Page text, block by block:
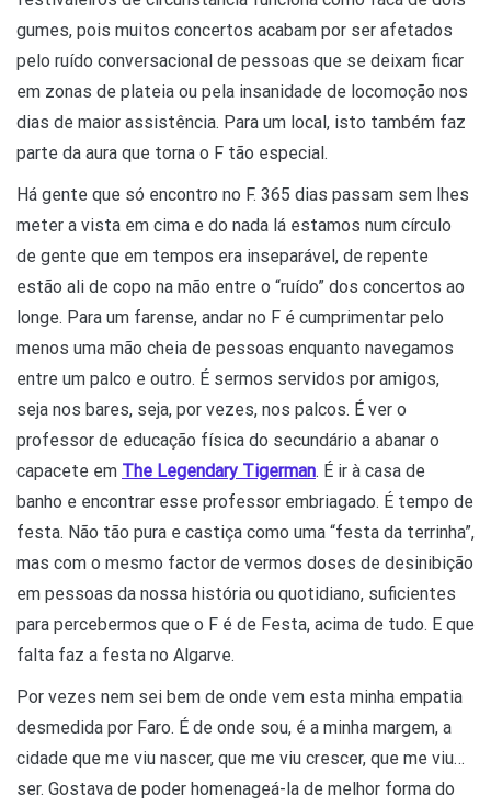
gumes, pois muitos concertos acabam por ser afetados
pelo ruído conversacional de pessoas que se deixam ficar
em zonas de plateia ou pela insanidade de locomoção nos
dias de maior assistência. Para um local, isto também faz
parte da aura que torna o F tão especial.
Há gente que só encontro no F. 365 dias passam sem lhes
meter a vista em cima e do nada lá estamos num círculo
de gente que em tempos era inseparável, de repente
estão ali de copo na mão entre o “ruído” dos concertos ao
longe. Para um farense, andar no F é cumprimentar pelo
menos uma mão cheia de pessoas enquanto navegamos
entre um palco e outro. É sermos servidos por amigos,
seja nos bares, seja, por vezes, nos palcos. É ver o
professor de educação física do secundário a abanar o
capacete em The Legendary Tigerman. É ir à casa de
banho e encontrar esse professor embriagado. É tempo de
festa. Não tão pura e castiça como uma “festa da terrinha”,
mas com o mesmo factor de vermos doses de desinibição
em pessoas da nossa história ou quotidiano, suficientes
para percebermos que o F é de Festa, acima de tudo. E que
falta faz a festa no Algarve.
Por vezes nem sei bem de onde vem esta minha empatia
desmedida por Faro. É de onde sou, é a minha margem, a
cidade que me viu nascer, que me viu crescer, que me viu…
ser. Gostava de poder homenageá-la de melhor forma do